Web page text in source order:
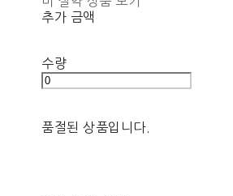
추가 금액
수량
품절된 상품입니다.